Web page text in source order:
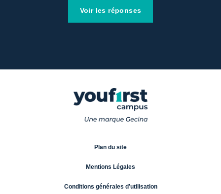
Voir les réponses
Plan du site
Mentions Légales
Conditions générales d’utilisation